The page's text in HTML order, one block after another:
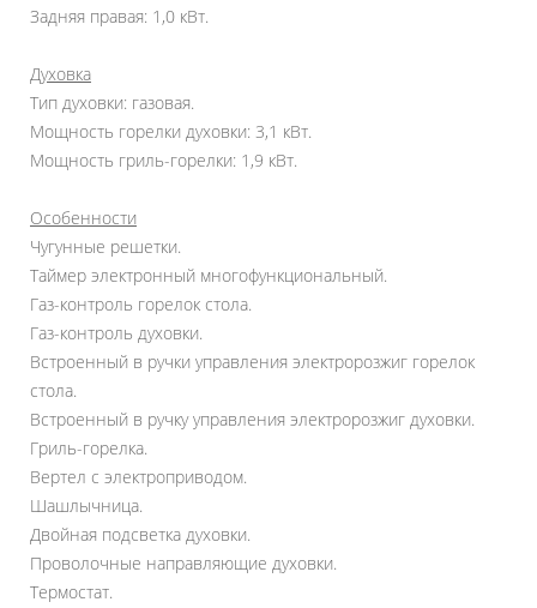
Задняя правая: 1,0 кВт.
Духовка
Тип духовки: газовая.
Мощность горелки духовки: 3,1 кВт.
Мощность гриль-горелки: 1,9 кВт.
Особенности
Чугунные решетки.
Таймер электронный многофункциональный.
Газ-контроль горелок стола.
Газ-контроль духовки.
Встроенный в ручки управления электророзжиг горелок
стола.
Встроенный в ручку управления электророзжиг духовки.
Гриль-горелка.
Вертел с электроприводом.
Шашлычница.
Двойная подсветка духовки.
Проволочные направляющие духовки.
Термостат.